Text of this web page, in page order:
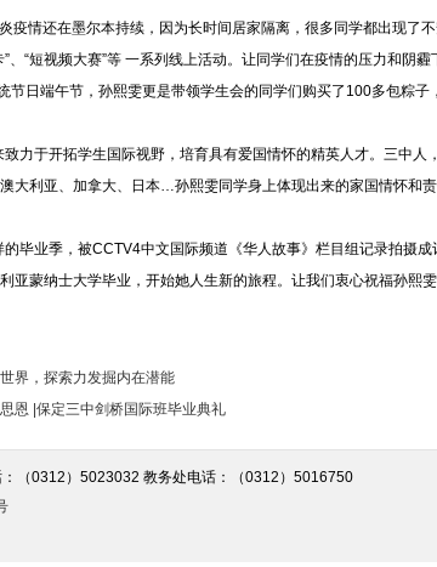
疫情还在墨尔本持续，因为长时间居家隔离，很多同学都出现了
、“短视频大赛”等 一系列线上活动。让同学们在疫情的压力和阴
节日端午节，孙熙雯更是带领学生会的同学们购买了100多包粽
力于开拓学生国际视野，培育具有爱国情怀的精英人才。三中人
大利亚、加拿大、日本…孙熙雯同学身上体现出来的家国情怀和
的毕业季，被CCTV4中文国际频道《华人故事》栏目组记录拍摄
亚蒙纳士大学毕业，开始她人生新的旅程。让我们衷心祝福孙熙
界，探索力发掘内在潜能
恩 |保定三中剑桥国际班毕业典礼
（0312）5023032 教务处电话：（0312）5016750